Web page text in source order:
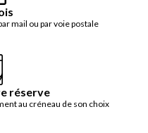
mail ou par voie postale
réserve
au créneau de son choix